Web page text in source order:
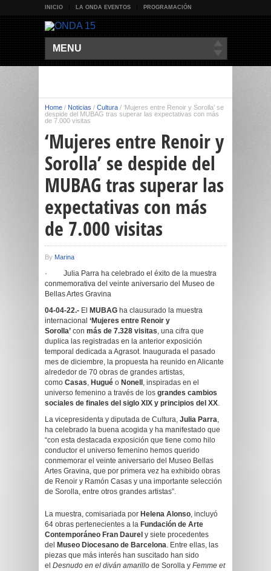
INICIO LA ONDA EVENTOS PROGRAMACIÓN
MENU
Home / Noticias / Cultura / ‘Mujeres entre Renoir y Sorolla’ se
despide del MUBAG tras superar las expectativas con más
de 7.000 visitas
‘Mujeres entre Renoir y
Sorolla’ se despide del
MUBAG tras superar las
expectativas con más
de 7.000 visitas
By Marina
· Julia Parra ha celebrado el éxito de la muestra
conmemorativa del veinte aniversario del Museo de
Bellas Artes Gravina
04-04-22.- El MUBAG ha clausurado la muestra
internacional ‘Mujeres entre Renoir y
Sorolla’ con más de 7.328 visitas, una cifra que
duplica las registradas en la anterior exposición
temporal dedicada a Agrasot. Inaugurada el pasado
mes de diciembre, la propuesta ha reunido en Alicante
alrededor de 70 obras de grandes artistas,
como Casas, Hugué o Nonell , inspiradas en el
universo femenino a través de los grandes cambios
sociales de finales del siglo XIX y principios del XX.
La vicepresidenta y diputada de Cultura, Julia Parra,
ha celebrado la buena acogida y ha manifestado que
“con esta destacada exposición que tiene como hilo
conductor el universo femenino hemos querido
conmemorar el veinte aniversario del Museo Bellas
Artes Gravina, que por primera vez ha exhibido obras
de Renoir y Ramón Casas y una importante selección
de Sorolla, entre otros grandes artistas”.
La muestra, comisariada por Helena Alonso, incluyó
64 obras pertenecientes a la Fundación de Arte
Contemporáneo Fran Daurel y siete procedentes
del
Museo Diocesano de Barcelona. Entre ellas, las
piezas que más interés han suscitado han sido
el Desnudo en el diván amarillo de Sorolla y Femme et